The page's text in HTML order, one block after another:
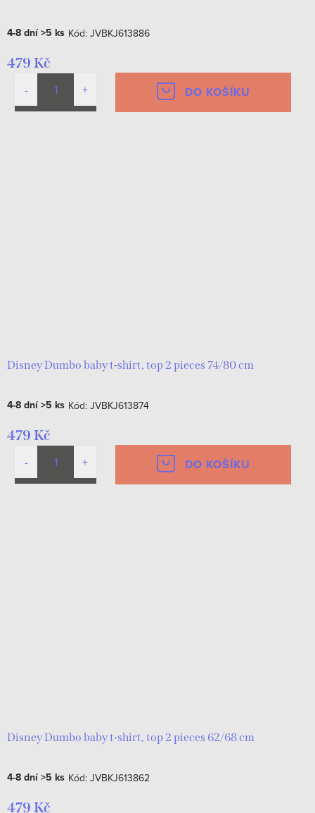
4-8 dní>5 ks Kód: JVBKJ613886
479 Kč
DO KOŠÍKU
Disney Dumbo baby t-shirt, top 2 pieces 74/80 cm
4-8 dní>5 ks Kód: JVBKJ613874
479 Kč
DO KOŠÍKU
Disney Dumbo baby t-shirt, top 2 pieces 62/68 cm
4-8 dní>5 ks Kód: JVBKJ613862
479 Kč